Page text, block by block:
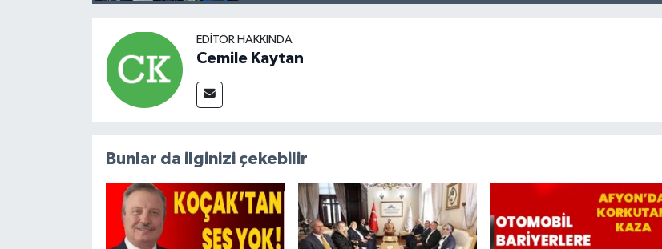
EDITÖR HAKKINDA
Cemile Kaytan
Bunlar da ilginizi çekebilir